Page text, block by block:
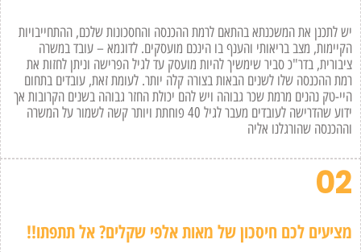
יש לתכנן את המשכנתא בהתאם לרמת ההכנסה והחסכונות שלכם, ההתחייבויות
הקיימות, מצב בריאותי והענף בו הינכם מועסקים. לדוגמא – עובד במשרה
ציבורית, בדר"כ סביר שימשיך להיות מועסק עד לגיל הפרישה וניתן לחזות את
רמת ההכנסה שלו לשנים הבאות בצורה קלה יותר. לעומת זאת, עובדים בתחום
היי-טק נהנים מרמת שכר גבוהה ויש להם יכולת החזר גבוהה בשנים הקרובות אך
ידוע שהדרישה לעובדים מעבר לגיל 40 פוחתת ויותר קשה לשמור על המשרה
וההכנסה שהורגלנו אליה
02
מציעים לכם חיסכון של מאות אלפי שקלים? אל תתפתו!!